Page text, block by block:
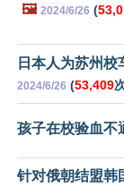
🖼️ 2024/6/26 (
日本人为苏州
2024/6/26 (53,409
孩子在校验血不
针对俄朝结盟韩